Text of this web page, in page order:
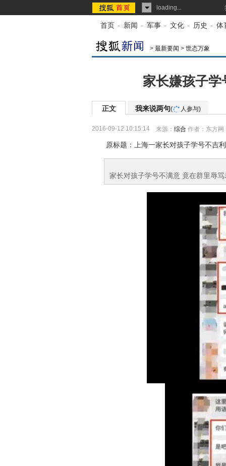
loading...
首页 - 新闻 - 军事 - 文化 - 历史 - 体
> 最新要闻 > 世态万象
家长嫌孩子学
正文 我来说两句( 人参与)
2016-09-12 10:15:14 来源： 综合 作者：东方网
原标题：上海一家长对孩子学号不吉
家长对孩子学号不满意 竟在群里辱骂